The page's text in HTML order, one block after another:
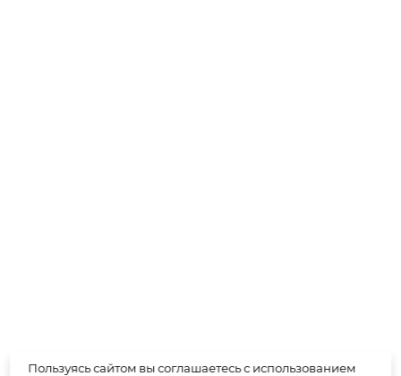
Пользуясь сайтом вы соглашаетесь с использованием